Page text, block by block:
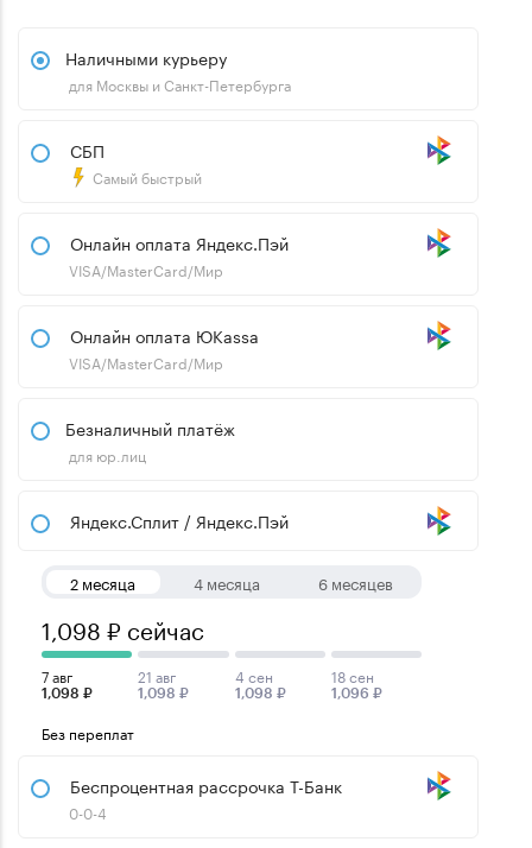
Наличными курьеру
для Москвы и Санкт-Петербурга
СБП
Самый быстрый
Онлайн оплата Яндекс.Пэй
VISA/MasterCard/Мир
Онлайн оплата ЮKassa
VISA/MasterCard/Мир
Безналичный платёж
для юр.лиц
Яндекс.Сплит / Яндекс.Пэй
2 месяца 4 месяца 6 месяцев
1,098 ₽ сейчас
7 авг
1,098 ₽
21 авг
1,098 ₽
4 сен
1,098 ₽
18 сен
1,096 ₽
Без переплат
Беспроцентная рассрочка Т-Банк
0-0-4